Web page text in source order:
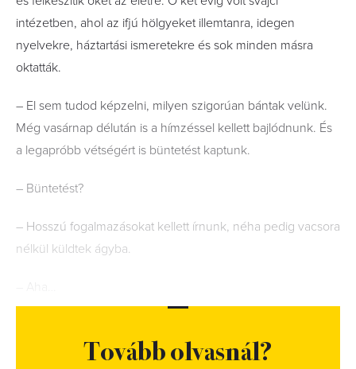
intézetben, ahol az ifjú hölgyeket illemtanra, idegen
nyelvekre, háztartási ismeretekre és sok minden másra
oktatták.
– El sem tudod képzelni, milyen szigorúan bántak velünk.
Még vasárnap délután is a hímzéssel kellett bajlódnunk. És
a legapróbb vétségért is büntetést kaptunk.
– Büntetést?
– Hosszú fogalmazásokat kellett írnunk, néha pedig vacsora
nélkül küldtek ágyba.
Tovább olvasnál?